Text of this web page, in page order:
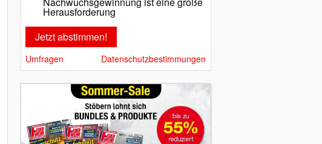
Herausforderung
Umfragen Datenschutzbestimmungen